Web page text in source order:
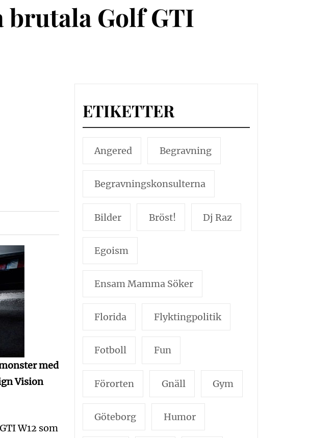
brutala Golf GTI
med
Vision
W12 som
ETIKETTER
Angered Begravning
Begravningskonsulterna
Bilder Bröst! Dj Raz
Egoism
Ensam Mamma Söker
Florida Flyktingpolitik
Fotboll Fun
Förorten Gnäll Gym
Göteborg Humor